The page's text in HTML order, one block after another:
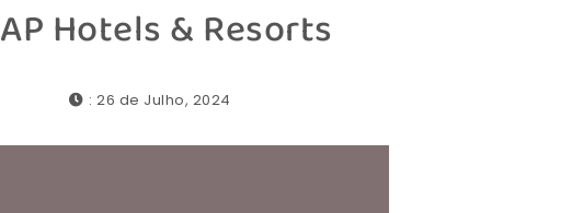
AP Hotels & Resorts
: 26 de Julho, 2024